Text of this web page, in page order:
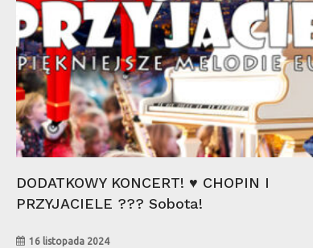
DODATKOWY KONCERT! ♥ CHOPIN I
PRZYJACIELE ??? Sobota!
16 listopada 2024